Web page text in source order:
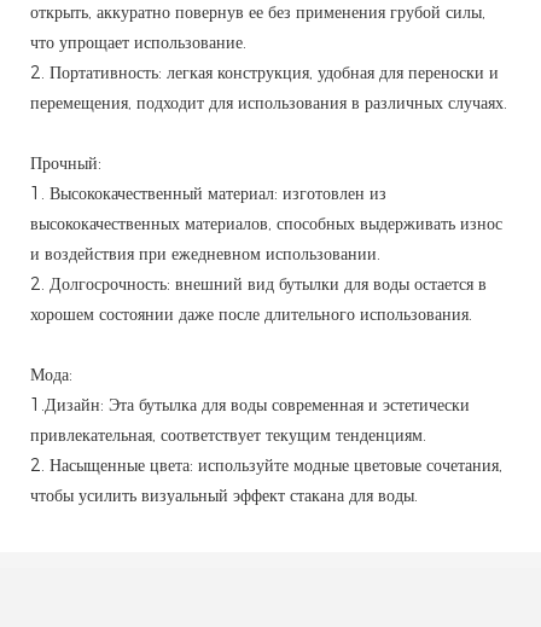
открыть, аккуратно повернув ее без применения грубой силы,
что упрощает использование.
2. Портативность: легкая конструкция, удобная для переноски и
перемещения, подходит для использования в различных случаях.
Прочный:
1. Высококачественный материал: изготовлен из
высококачественных материалов, способных выдерживать износ
и воздействия при ежедневном использовании.
2. Долгосрочность: внешний вид бутылки для воды остается в
хорошем состоянии даже после длительного использования.
Мода:
1.Дизайн: Эта бутылка для воды современная и эстетически
привлекательная, соответствует текущим тенденциям.
2. Насыщенные цвета: используйте модные цветовые сочетания,
чтобы усилить визуальный эффект стакана для воды.